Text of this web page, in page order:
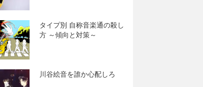
タイプ別 自称音楽通の殺し
方 ～傾向と対策～
川谷絵音を誰か心配しろ